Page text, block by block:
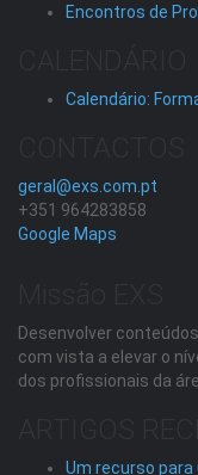
Encontros de
Calendário:
geral@exs.com.pt
+351 964283858
Google Maps
Desenvolver
com vista a elevar o
dos profissionais da
Um recurso